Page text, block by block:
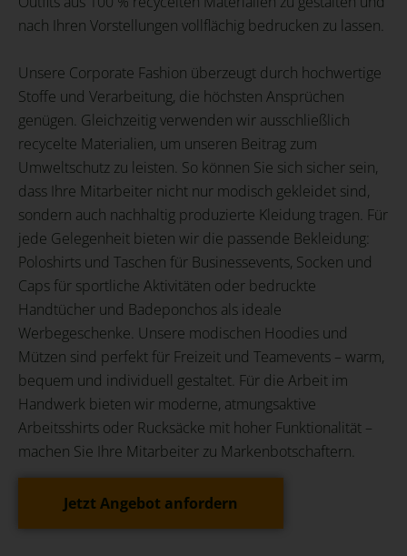
nach Ihren Vorstellungen vollflächig bedrucken zu lassen.
Unsere Corporate Fashion überzeugt durch hochwertige
Stoffe und Verarbeitung, die höchsten Ansprüchen
genügen. Gleichzeitig verwenden wir ausschließlich
recycelte Materialien, um unseren Beitrag zum
Umweltschutz zu leisten. So können Sie sich sicher sein,
dass Ihre Mitarbeiter nicht nur modisch gekleidet sind,
sondern auch nachhaltig produzierte Kleidung tragen. Für
jede Gelegenheit bieten wir die passende Bekleidung:
Poloshirts und Taschen für Businessevents, Socken und
Caps für sportliche Aktivitäten oder bedruckte
Handtücher und Badeponchos als ideale
Werbegeschenke. Unsere modischen Hoodies und
Mützen sind perfekt für Freizeit und Teamevents – warm,
bequem und individuell gestaltet. Für die Arbeit im
Handwerk bieten wir moderne, atmungsaktive
Arbeitsshirts oder Rucksäcke mit hoher Funktionalität –
machen Sie Ihre Mitarbeiter zu Markenbotschaftern.
Jetzt Angebot anfordern